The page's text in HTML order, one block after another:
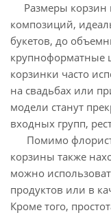
Размеры корзин
композиций,
букетов, до
крупноформатные
корзинки часто
на свадьбах или
модели станут
входных групп,
Помимо
корзины также
можно
продуктов или в
Кроме того,